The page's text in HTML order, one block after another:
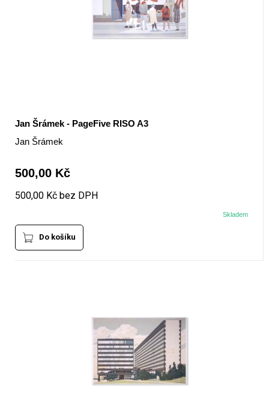
Jan Šrámek - PageFive RISO A3
Jan Šrámek
500,00 Kč
500,00 Kč bez DPH
Skladem
Do košíku